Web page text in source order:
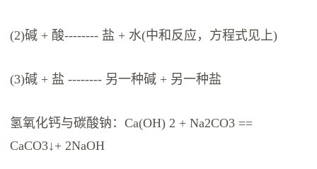
(2)碱 + 酸-------- 盐 + 水(中和反应，方程式见上)
(3)碱 + 盐 -------- 另一种碱 + 另一种盐
氢氧化钙与碳酸钠：Ca(OH) 2 + Na2CO3 ==
CaCO3↓+ 2NaOH